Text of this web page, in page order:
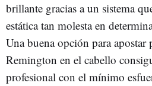
brillante gracias a un sistema
estática tan molesta en
Una buena opción para apostar
Remington en el cabello
profesional con el mínimo